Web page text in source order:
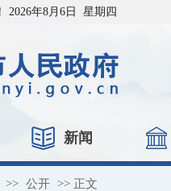
2026年8月6日 星期四
新闻
>> 公开 >> 正文